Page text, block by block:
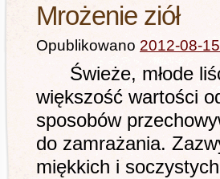
Mrożenie ziół
Opublikowano 2012-08-15
Świeże, młode
większość wartości
sposobów
do zamrażania.
miękkich i